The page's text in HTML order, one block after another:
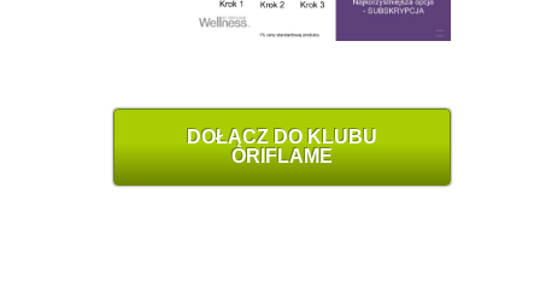
DOŁĄCZ DO KLUBU
ORIFLAME